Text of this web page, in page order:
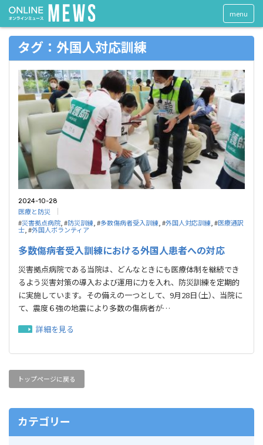
menu
タグ：外国人対応訓練
2024-10-28
医療と防災
#災害拠点病院 , #防災訓練 , #多数傷病者受入訓練 , #外国人対応訓練 , #医療通訳
士 , #外国人ボランティア
多数傷病者受入訓練における外国人患者への対応
災害拠点病院である当院は、どんなときにも医療体制を継続でき
るよう災害対策の導入および運用に力を入れ、防災訓練を定期的
に実施しています。その備えの一つとして、9月28日（土）、当院に
て、震度６強の地震により多数の傷病者が…
詳細を見る
トップページに戻る
カテゴリー